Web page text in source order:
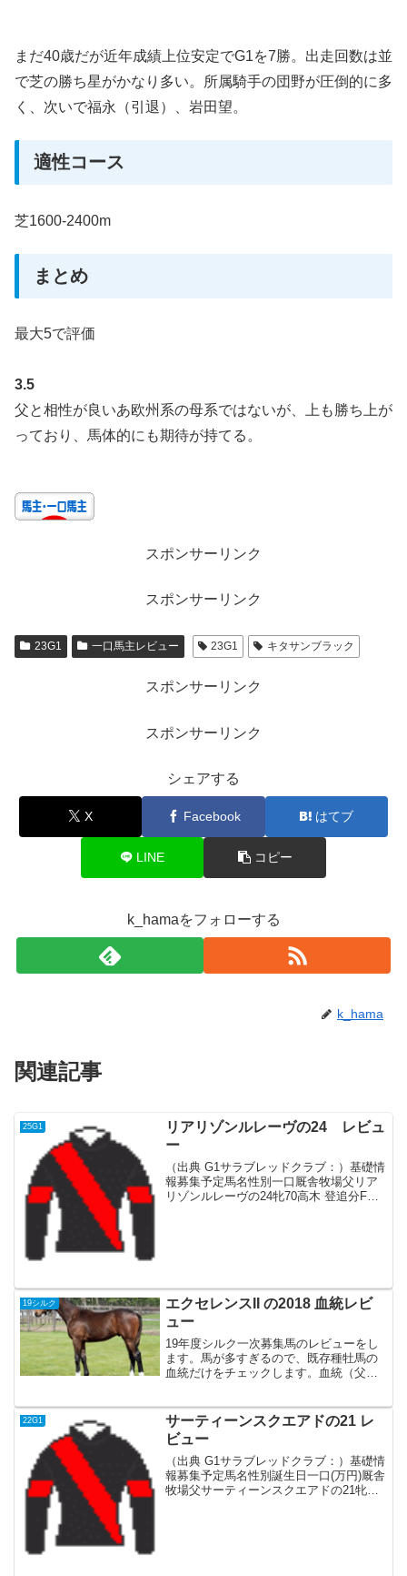
まだ40歳だが近年成績上位安定でG1を7勝。出走回数は並
で芝の勝ち星がかなり多い。所属騎手の団野が圧倒的に多
く、次いで福永（引退）、岩田望。
適性コース
芝1600-2400m
まとめ
最大5で評価
3.5
父と相性が良いあ欧州系の母系ではないが、上も勝ち上が
っており、馬体的にも期待が持てる。
スポンサーリンク
スポンサーリンク
23G1 一口馬主レビュー 23G1 キタサンブラック
スポンサーリンク
スポンサーリンク
シェアする
X Facebook はてブ
LINE コピー
k_hamaをフォローする
k_hama
関連記事
25G1
リアリゾンルレーヴの24 レビュ
ー
（出典 G1サラブレッドクラブ：）基礎情
報募集予定馬名性別一口厩舎牧場父リア
リゾンルレーヴの24牝70高木 登追分Fナ
19シルク
エクセレンスII の2018 血統レビ
ュー
19年度シルク一次募集馬のレビューをし
ます。馬が多すぎるので、既存種牡馬の
血統だけをチェックします。血統（父：
ンフィーユ（父：フランケル）が芝
1800mで未勝利勝...
22G1
サーティーンスクエアドの21 レ
ビュー
（出典 G1サラブレッドクラブ：）基礎情
報募集予定馬名性別誕生日一口(万円)厩舎
牧場父サーティーンスクエアドの21牝